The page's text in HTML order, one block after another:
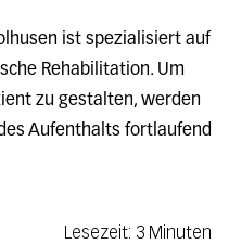
ist spezialisiert auf
Rehabilitation. Um
zu gestalten, werden
Aufenthalts fortlaufend
Lesezeit: 3 Minuten